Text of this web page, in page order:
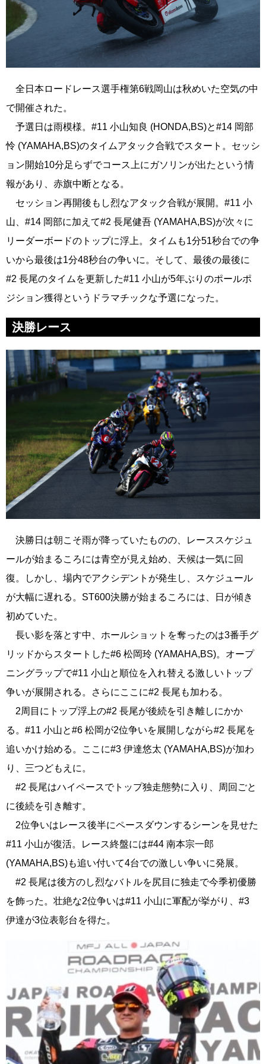
全日本ロードレース選手権第6戦岡山は秋めいた空気の中
で開催された。
予選日は雨模様。#11 小山知良 (HONDA,BS)と#14 岡部
怜 (YAMAHA,BS)のタイムアタック合戦でスタート。セッシ
ョン開始10分足らずでコース上にガソリンが出たという情
報があり、赤旗中断となる。
セッション再開後もし烈なアタック合戦が展開。#11 小
山、#14 岡部に加えて#2 長尾健吾 (YAMAHA,BS)が次々に
リーダーボードのトップに浮上。タイムも1分51秒台での争
いから最後は1分48秒台の争いに。そして、最後の最後に
#2 長尾のタイムを更新した#11 小山が5年ぶりのポールポ
ジション獲得というドラマチックな予選になった。
決勝レース
決勝日は朝こそ雨が降っていたものの、レーススケジュ
ールが始まるころには青空が見え始め、天候は一気に回
復。しかし、場内でアクシデントが発生し、スケジュール
が大幅に遅れる。ST600決勝が始まるころには、日が傾き
初めていた。
長い影を落とす中、ホールショットを奪ったのは3番手グ
リッドからスタートした#6 松岡玲 (YAMAHA,BS)。オープ
ニングラップで#11 小山と順位を入れ替える激しいトップ
争いが展開される。さらにここに#2 長尾も加わる。
2周目にトップ浮上の#2 長尾が後続を引き離しにかか
る。#11 小山と#6 松岡が2位争いを展開しながら#2 長尾を
追いかけ始める。ここに#3 伊達悠太 (YAMAHA,BS)が加わ
り、三つどもえに。
#2 長尾はハイペースでトップ独走態勢に入り、周回ごと
に後続を引き離す。
2位争いはレース後半にペースダウンするシーンを見せた
#11 小山が復活。レース終盤には#44 南本宗一郎
(YAMAHA,BS)も追い付いて4台での激しい争いに発展。
#2 長尾は後方のし烈なバトルを尻目に独走で今季初優勝
を飾った。壮絶な2位争いは#11 小山に軍配が挙がり、#3
伊達が3位表彰台を得た。